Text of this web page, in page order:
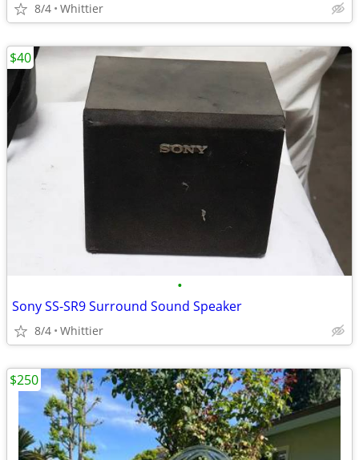
8/4 Whittier
•
Sony SS-SR9 Surround Sound Speaker
8/4 Whittier
$40
$250